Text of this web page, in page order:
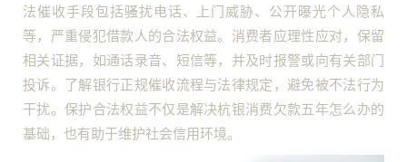
法催收手段包括骚扰电话、上门威胁、公开曝光个人隐私
等，严重侵犯借款人的合法权益。消费者应理性应对，保留
相关证据，如通话录音、短信等，并及时报警或向有关部门
投诉。了解银行正规催收流程与法律规定，避免被不法行为
干扰。保护合法权益不仅是解决杭银消费欠款五年怎么办的
基础，也有助于维护社会信用环境。